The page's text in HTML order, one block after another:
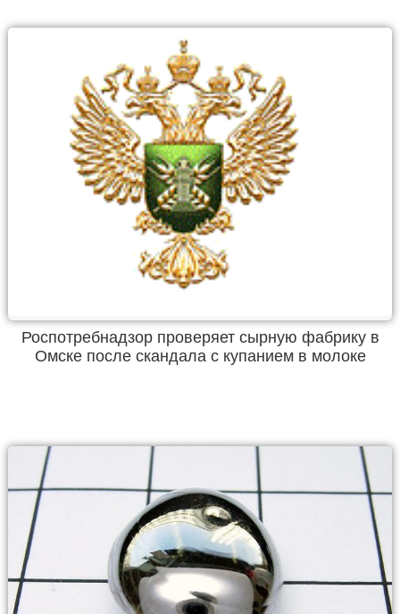
Роспотребнадзор проверяет сырную фабрику в
Омске после скандала с купанием в молоке